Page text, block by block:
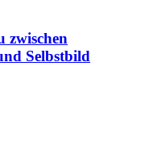
zwischen
Selbstbild